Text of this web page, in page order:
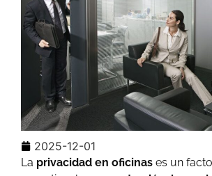
2025-12-01
La privacidad en oficinas es un